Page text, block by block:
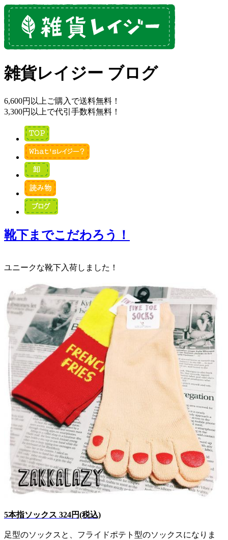
雑貨レイジー ブログ
6,600円以上ご購入で送料無料！
3,300円以上で代引手数料無料！
靴下までこだわろう！
ユニークな靴下入荷しました！
5本指ソックス 324円(税込)
足型のソックスと、フライドポテト型のソックスになりま